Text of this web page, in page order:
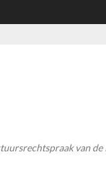
van de